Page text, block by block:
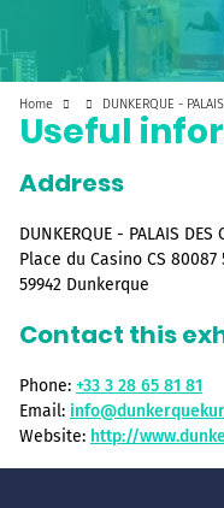
Home DUNKERQUE -
Useful
Address
DUNKERQUE - PALAIS DES
Place du Casino CS 80087
59942 Dunkerque
Contact this
Phone: +33 3 28 65 81 81
Email:
Website: http://